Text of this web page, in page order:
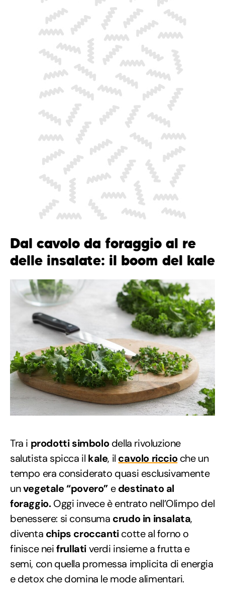
Dal cavolo da foraggio al re
delle insalate: il boom del kale
Tra i prodotti simbolodella rivoluzione
salutista spicca il kale, il cavolo riccioche un
tempo era considerato quasi esclusivamente
unvegetale “povero” edestinato al
foraggio.Oggi invece è entrato nell’Olimpo del
benessere: si consuma crudo in insalata,
diventa chips croccanticotte al forno o
finisce neifrullativerdi insieme a frutta e
semi, con quella promessa implicita di energia
e detox che domina le mode alimentari.